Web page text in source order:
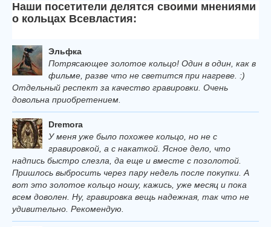
Наши посетители делятся своими мнениями
о кольцах Всевластия:
Эльфка
Потрясающее золотое кольцо! Один в один, как в
фильме, разве что не светится при нагреве. :)
Отдельный респект за качество гравировки. Очень
довольна приобретением.
Dremora
У меня уже было похожее кольцо, но не с
гравировкой, а с накаткой. Ясное дело, что
надпись быстро слезла, да еще и вместе с позолотой.
Пришлось выбросить через пару недель после покупки. А
вот это золотое кольцо ношу, кажись, уже месяц и пока
всем доволен. Ну, гравировка вещь надежная, так что не
удивительно. Рекомендую.